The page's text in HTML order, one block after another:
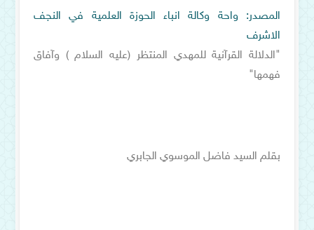
المصدر: واحة وكالة انباء الحوزة العلمية في النجف
الاشرف
"الدلالة القرآنية للمهدي المنتظر (عليه السلام ) وآفاق
فهمها"
بقلم السيد فاضل الموسوي الجابري